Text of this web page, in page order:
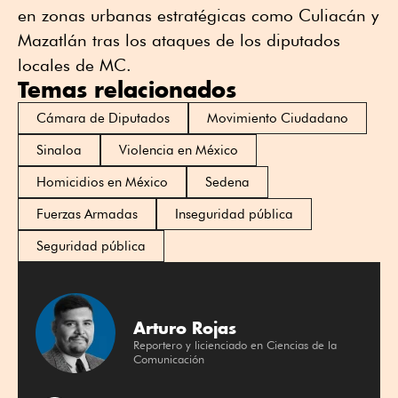
en zonas urbanas estratégicas como Culiacán y
Mazatlán tras los ataques de los diputados
locales de MC.
Temas relacionados
Cámara de Diputados
Movimiento Ciudadano
Sinaloa
Violencia en México
Homicidios en México
Sedena
Fuerzas Armadas
Inseguridad pública
Seguridad pública
Arturo Rojas
Reportero y licienciado en Ciencias de la
Comunicación